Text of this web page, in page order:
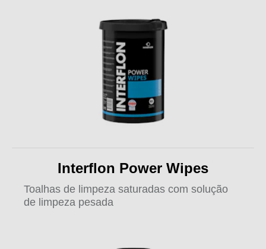
Interflon Power Wipes
Toalhas de limpeza saturadas com solução
de limpeza pesada